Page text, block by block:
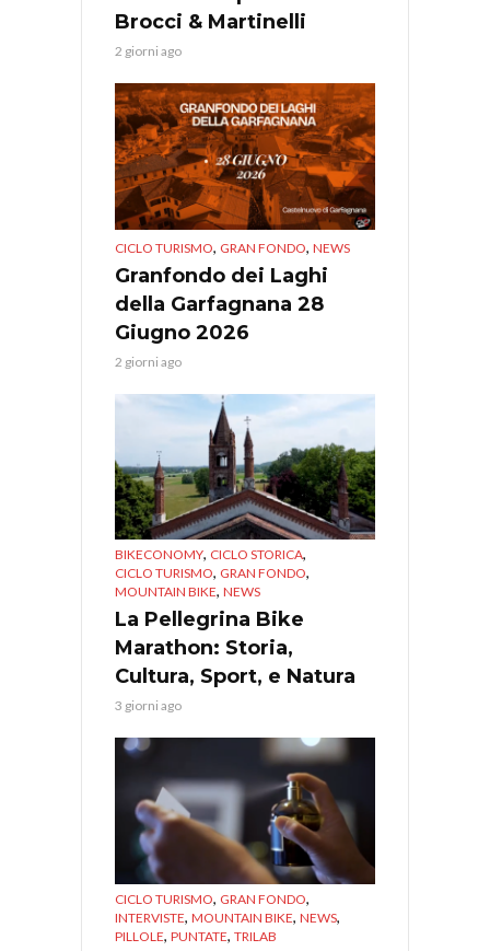
Brocci & Martinelli
2 giorni ago
CICLO TURISMO, GRAN FONDO, NEWS
Granfondo dei Laghi
della Garfagnana 28
Giugno 2026
2 giorni ago
BIKECONOMY, CICLO STORICA,
CICLO TURISMO, GRAN FONDO,
MOUNTAIN BIKE, NEWS
La Pellegrina Bike
Marathon: Storia,
Cultura, Sport, e Natura
3 giorni ago
CICLO TURISMO, GRAN FONDO,
INTERVISTE, MOUNTAIN BIKE, NEWS,
PILLOLE, PUNTATE, TRILAB